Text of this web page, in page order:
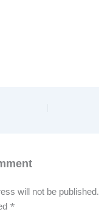
will not be published.
*